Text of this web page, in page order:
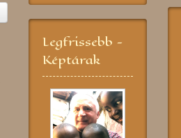
Legfrissebb -
Képtárak